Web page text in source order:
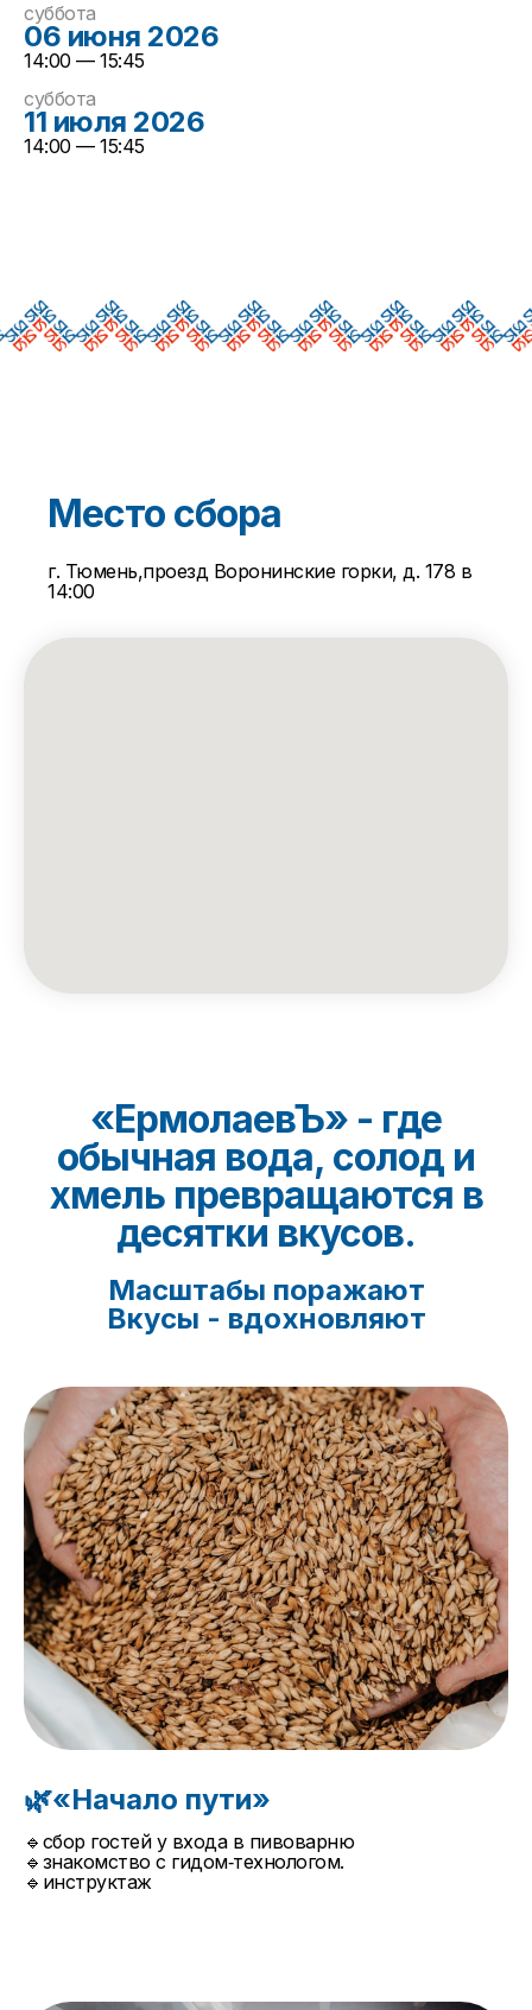
суббота
06 июня 2026
14:00 — 15:45
суббота
11 июля 2026
14:00 — 15:45
Место сбора
г. Тюмень,проезд Воронинские горки, д. 178 в
14:00
«ЕрмолаевЪ» - где
обычная вода, солод и
хмель превращаются в
десятки вкусов.
Масштабы поражают
Вкусы - вдохновляют
🌿«Начало пути»
🔹сбор гостей у входа в пивоварню
🔹знакомство с гидом‑технологом.
🔹инструктаж